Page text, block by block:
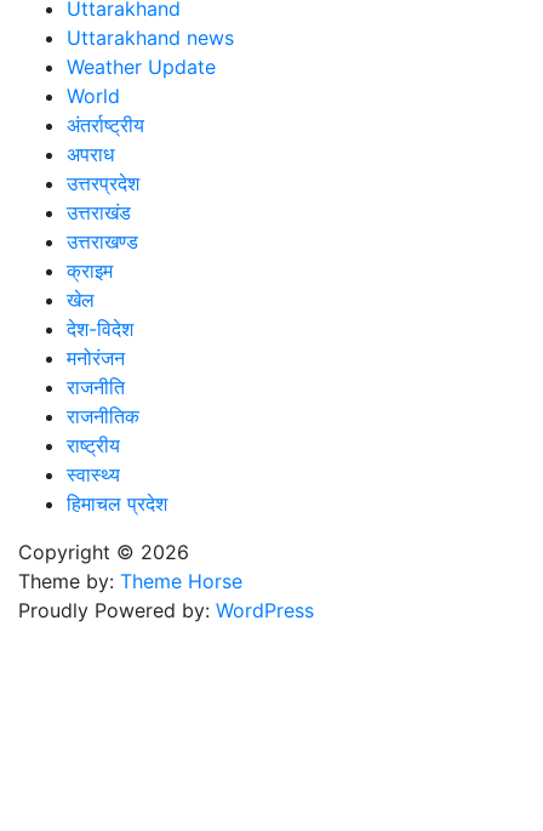
Uttarakhand
Uttarakhand news
Weather Update
World
अंतर्राष्ट्रीय
अपराध
उत्तरप्रदेश
उत्तराखंड
उत्तराखण्ड
क्राइम
खेल
देश-विदेश
मनोरंजन
राजनीति
राजनीतिक
राष्ट्रीय
स्वास्थ्य
हिमाचल प्रदेश
Copyright © 2026
Theme by: Theme Horse
Proudly Powered by: WordPress